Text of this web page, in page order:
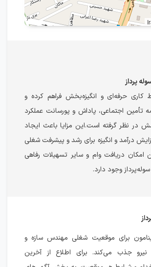
پرداز
کاری حرفه‌ای و انگیزه‌بخش فراهم کرده و
تأمین اجتماعی، پاداش و پورسانت عملکرد
در نظر گرفته است.این مزایا باعث ایجاد
درآمد و انگیزه برای رشد و پیشرفت شغلی
امکان دریافت وام و سایر تسهیلات رفاهی
سوله‌پرداز وجود دارد.
برای موقعیت شغلی مهندس سازه و
جذب می‌کند. برای اطلاع از آخرین